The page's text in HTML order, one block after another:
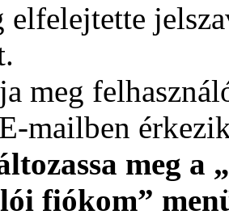
elfelejtette
meg
mailben
meg a
fiókom”